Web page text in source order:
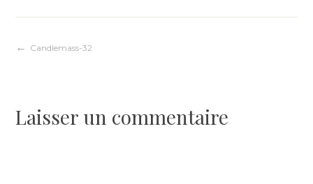
Navigation
l’article
Candlemass-32
Laisser un commentaire